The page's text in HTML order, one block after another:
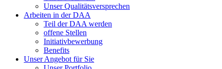
Unser Qualitätsversprechen
Arbeiten in der DAA
Teil der DAA werden
offene Stellen
Initiativbewerbung
Benefits
Unser Angebot für Sie